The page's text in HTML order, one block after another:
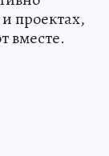
проектах,
вместе.